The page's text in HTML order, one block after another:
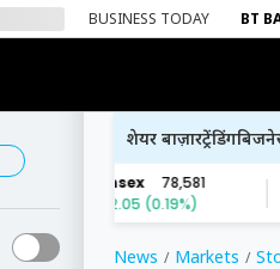
BUSINESS TODAY BT
शेयर बाज़ारट्रेंडिंग
News Markets